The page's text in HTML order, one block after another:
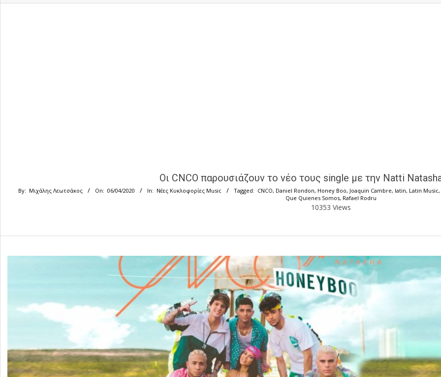
Οι CNCO παρουσιάζουν το νέο τους single με την Natti
By: Μιχάλης Λεωτσάκος On: 06/04/2020 In: Νέες Κυκλοφορίες Music Tagged: CNCO, Daniel Rondon, Honey Boo, Joaquin Cambre, latin, Latin Music,
Que Quienes Somos, Rafael Rodru
10353 Views